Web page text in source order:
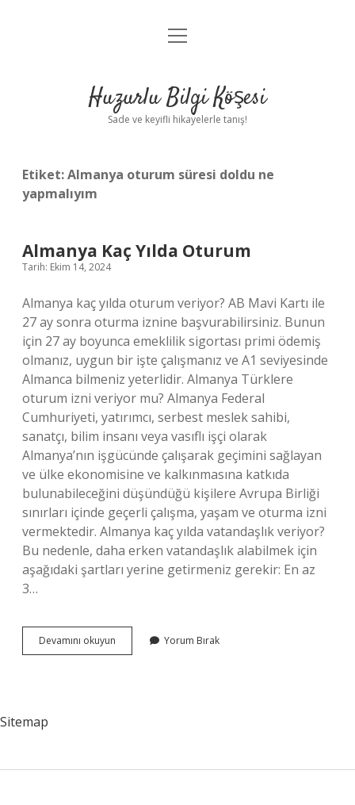
Anasayfa
Yasal Uyarı
menüyü
Huzurlu Bilgi Köşesi
Sade ve keyifli hikayelerle tanış!
Etiket:Almanya oturum süresi doldu ne
yapmalıyım
Almanya Kaç Yılda Oturum
Tarih: Ekim 14, 2024
Almanya kaç yılda oturum veriyor? AB Mavi Kartı ile
27 ay sonra oturma iznine başvurabilirsiniz. Bunun
için 27 ay boyunca emeklilik sigortası primi ödemiş
olmanız, uygun bir işte çalışmanız ve A1 seviyesinde
Almanca bilmeniz yeterlidir. Almanya Türklere
oturum izni veriyor mu? Almanya Federal
Cumhuriyeti, yatırımcı, serbest meslek sahibi,
sanatçı, bilim insanı veya vasıflı işçi olarak
Almanya’nın işgücünde çalışarak geçimini sağlayan
ve ülke ekonomisine ve kalkınmasına katkıda
bulunabileceğini düşündüğü kişilere Avrupa Birliği
sınırları içinde geçerli çalışma, yaşam ve oturma izni
vermektedir. Almanya kaç yılda vatandaşlık veriyor?
Bu nedenle, daha erken vatandaşlık alabilmek için
aşağıdaki şartları yerine getirmeniz gerekir: En az
3…
Devamını okuyun Almanya
Kaç
Yorum Bırak
Sitemap